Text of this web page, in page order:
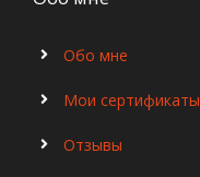
Обо мне
Мои сертификаты
Отзывы